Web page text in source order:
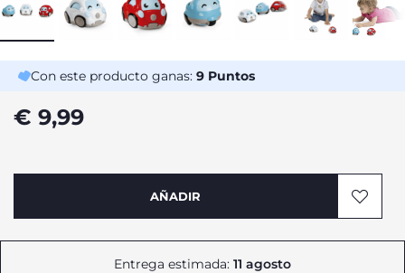
Con este producto ganas: 9 Puntos
€ 9,99
AÑADIR
Entrega estimada: 11 agosto